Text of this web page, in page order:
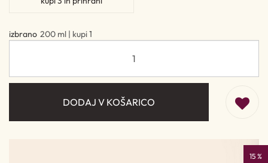
15 %
izbrano 200 ml | kupi 1
DODAJ V KOŠARICO